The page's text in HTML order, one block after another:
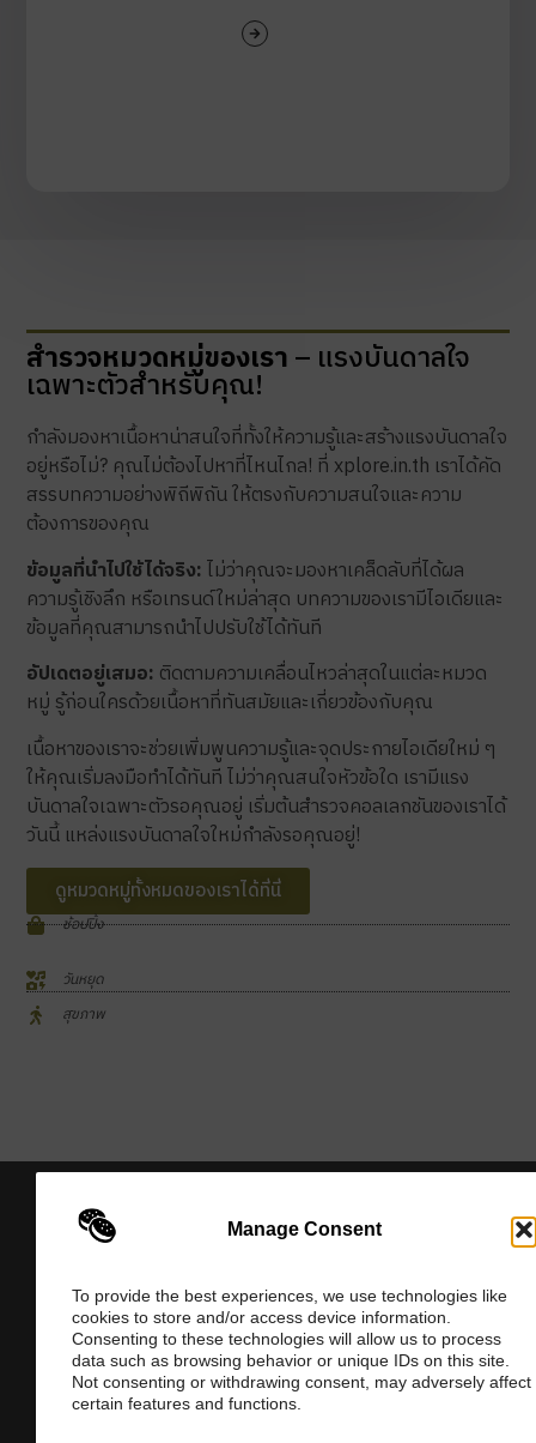
Manage Consent
To provide the best experiences, we use technologies like
cookies to store and/or access device information.
Consenting to these technologies will allow us to process
data such as browsing behavior or unique IDs on this site.
Not consenting or withdrawing consent, may adversely affect
certain features and functions.
สำรวจหมวดหมู่ของเรา– แรงบันดาลใจ
เฉพาะตัวสำหรับคุณ!
กำลังมองหาเนื้อหาน่าสนใจที่ทั้งให้ความรู้และสร้างแรงบันดาลใจ
อยู่หรือไม่? คุณไม่ต้องไปหาที่ไหนไกล! ที่ xplore.in.th เราได้คัด
สรรบทความอย่างพิถีพิถัน ให้ตรงกับความสนใจและความ
ต้องการของคุณ
ข้อมูลที่นำไปใช้ได้จริง:ไม่ว่าคุณจะมองหาเคล็ดลับที่ได้ผล
ความรู้เชิงลึก หรือเทรนด์ใหม่ล่าสุด บทความของเรามีไอเดียและ
ข้อมูลที่คุณสามารถนำไปปรับใช้ได้ทันที
อัปเดตอยู่เสมอ: ติดตามความเคลื่อนไหวล่าสุดในแต่ละหมวด
หมู่ รู้ก่อนใครด้วยเนื้อหาที่ทันสมัยและเกี่ยวข้องกับคุณ
เนื้อหาของเราจะช่วยเพิ่มพูนความรู้และจุดประกายไอเดียใหม่ ๆ
ให้คุณเริ่มลงมือทำได้ทันที ไม่ว่าคุณสนใจหัวข้อใด เรามีแรง
บันดาลใจเฉพาะตัวรอคุณอยู่ เริ่มต้นสำรวจคอลเลกชันของเราได้
วันนี้ แหล่งแรงบันดาลใจใหม่กำลังรอคุณอยู่!
ดูหมวดหมู่ทั้งหมดของเราได้ที่นี่
ช้อปปิ้ง
วันหยุด
สุขภาพ
จุดเริ่มต้นของคุณสู่ความรู้และไอเดียที่ไม่มีที่สิ้นสุด.
สำรวจบล็อกและบทความของเรา และรับแรงบันดาลใจ
จากโลกที่เต็มไปด้วยข้อมูลเชิงลึก